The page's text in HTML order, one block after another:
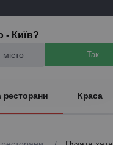
- Київ?
місто Так
ресторани Краса